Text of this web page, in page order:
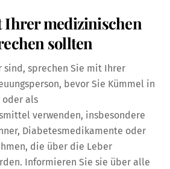
Ihrer medizinischen
sollten
sind, sprechen Sie mit Ihrer
bevor Sie Kümmel in
oder als
verwenden, insbesondere
Diabetesmedikamente oder
die über die Leber
Informieren Sie sie über alle